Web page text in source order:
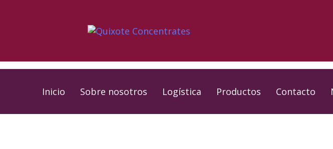
Skip
Inicio Sobre nosotros Logística Productos Contacto